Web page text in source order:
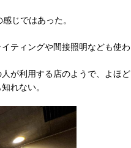
じではあった。
ティングや間接照明なども使わ
が利用する店のようで、よほど
れない。